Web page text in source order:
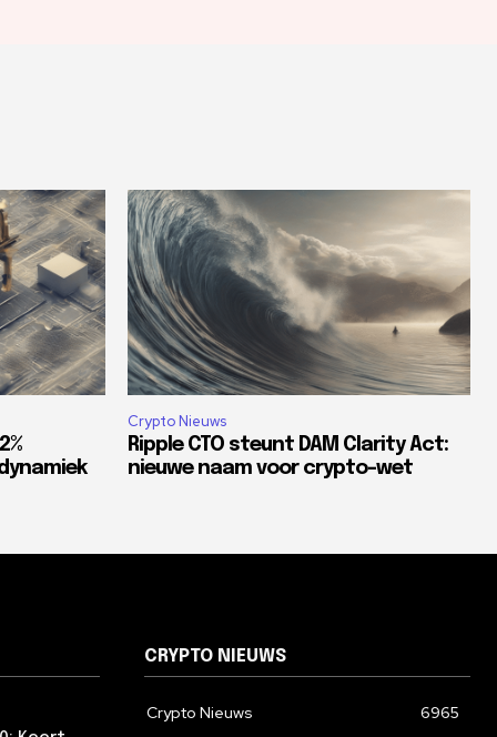
Crypto Nieuws
Ripple CTO steunt DAM Clarity Act:
nieuwe naam voor crypto-wet
CRYPTO NIEUWS
Crypto Nieuws
6965